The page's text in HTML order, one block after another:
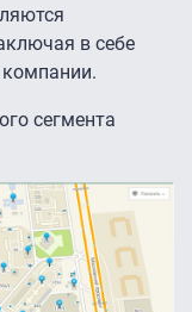
в себе
сегмента